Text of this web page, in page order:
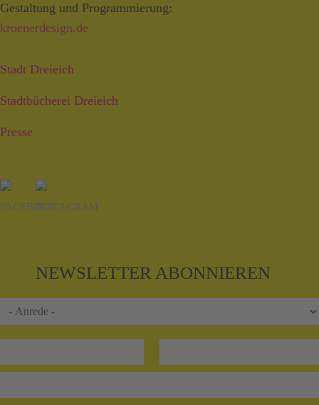
Gestaltung und Programmierung:
kroenerdesign.de
Stadt Dreieich
Stadtbücherei Dreieich
Presse
NEWSLETTER ABONNIEREN